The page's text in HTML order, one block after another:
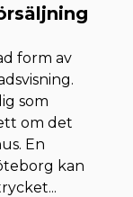
form av
som
om det
En
kan
...